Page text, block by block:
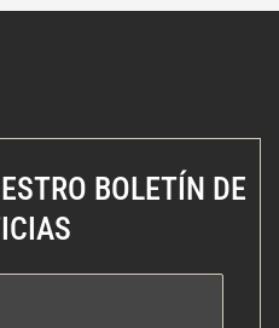
BOLETÍN DE